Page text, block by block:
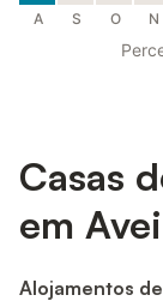
A S O N
Casas
em
Alojamentos